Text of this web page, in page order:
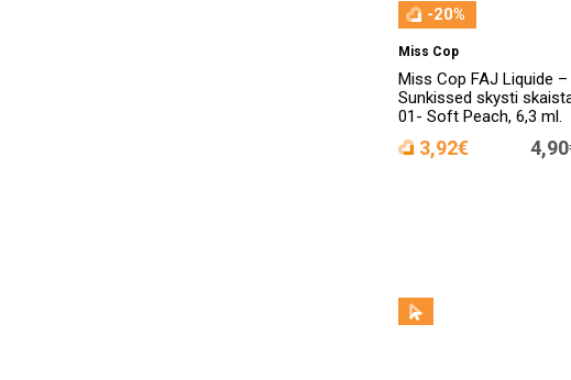
-20%
Miss Cop
Miss Cop FAJ Liquide –
Sunkissed skysti
01- Soft Peach, 6,3 ml.
3,92€